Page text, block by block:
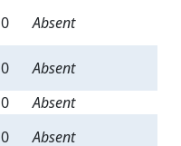
0
Absent
0
Absent
0
Absent
0
Absent